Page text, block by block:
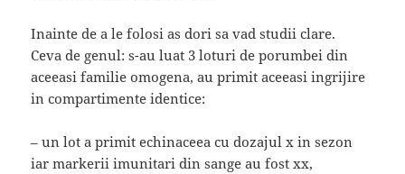
Inainte de a le folosi as dori sa vad studii clare.
Ceva de genul: s-au luat 3 loturi de porumbei din
aceeasi familie omogena, au primit aceeasi ingrijire
in compartimente identice:
– un lot a primit echinaceea cu dozajul x in sezon
iar markerii imunitari din sange au fost xx,